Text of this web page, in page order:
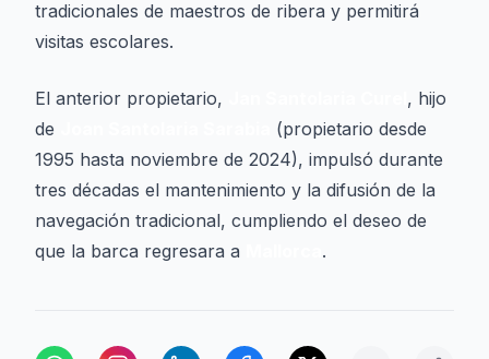
tradicionales de maestros de ribera y permitirá
visitas escolares.
El anterior propietario,
, hijo
de
(propietario desde
1995 hasta noviembre de 2024), impulsó durante
tres décadas el mantenimiento y la difusión de la
navegación tradicional, cumpliendo el deseo de
que la barca regresara a
.